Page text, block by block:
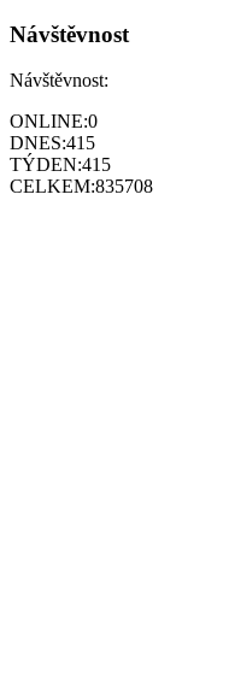
Návštěvnost
Návštěvnost:
ONLINE:0
DNES:415
TÝDEN:415
CELKEM:835708